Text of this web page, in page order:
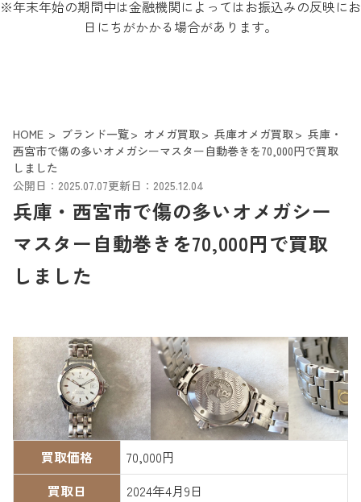
※年末年始の期間中は金融機関によってはお振込みの反映にお
日にちがかかる場合があります。
HOME ブランド一覧 オメガ買取 兵庫オメガ買取
兵庫・
西宮市で傷の多いオメガシーマスター自動巻きを70,000円で買取
しました
公開日：2025.07.07更新日：2025.12.04
兵庫・西宮市で傷の多いオメガシー
マスター自動巻きを70,000円で買取
しました
買取価格
70,000円
買取日
2024年4月9日